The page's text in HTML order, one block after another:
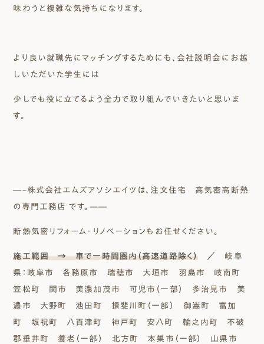
味わうと複雑な気持ちになります。
より良い就職先にマッチングするためにも、会社説明会にお越
しいただいた学生には
少しでも役に立てるよう全力で取り組んでいきたいと思いま
す。
―–株式会社エムズアソシエイツは、注文住宅 高気密高断熱
の専門工務店 です。—―
断熱気密リフォーム・リノベーションもお任せください。
施工範囲 → 車で一時間圏内（高速道路除く） ／ 岐阜
県：岐阜市 各務原市 瑞穂市 大垣市 羽島市 岐南町
笠松町 関市 美濃加茂市 可児市（一部） 多治見市 美
濃市 大野町 池田町 揖斐川町（一部） 御嵩町 富加
町 坂祝町 八百津町 神戸町 安八町 輪之内町 不破
郡垂井町 養老（一部） 北方町 本巣市（一部） 山県市